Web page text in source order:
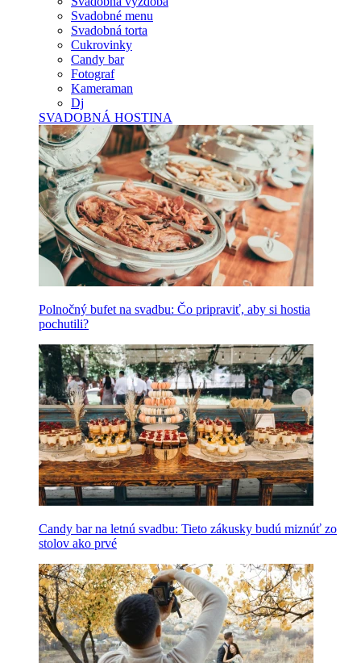
Svadobné menu
Svadobná torta
Cukrovinky
Candy bar
Fotograf
Kameraman
Dj
SVADOBNÁ HOSTINA
Polnočný bufet na svadbu: Čo pripraviť, aby si hostia
pochutili?
Candy bar na letnú svadbu: Tieto zákusky budú miznúť zo
stolov ako prvé